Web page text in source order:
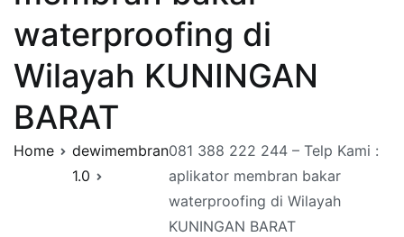
waterproofing di
Wilayah KUNINGAN
BARAT
Home
dewimembran
1.0
081 388 222 244 – Telp Kami :
aplikator membran bakar
waterproofing di Wilayah
KUNINGAN BARAT